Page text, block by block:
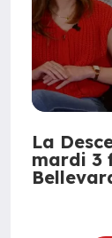
La
mardi 3